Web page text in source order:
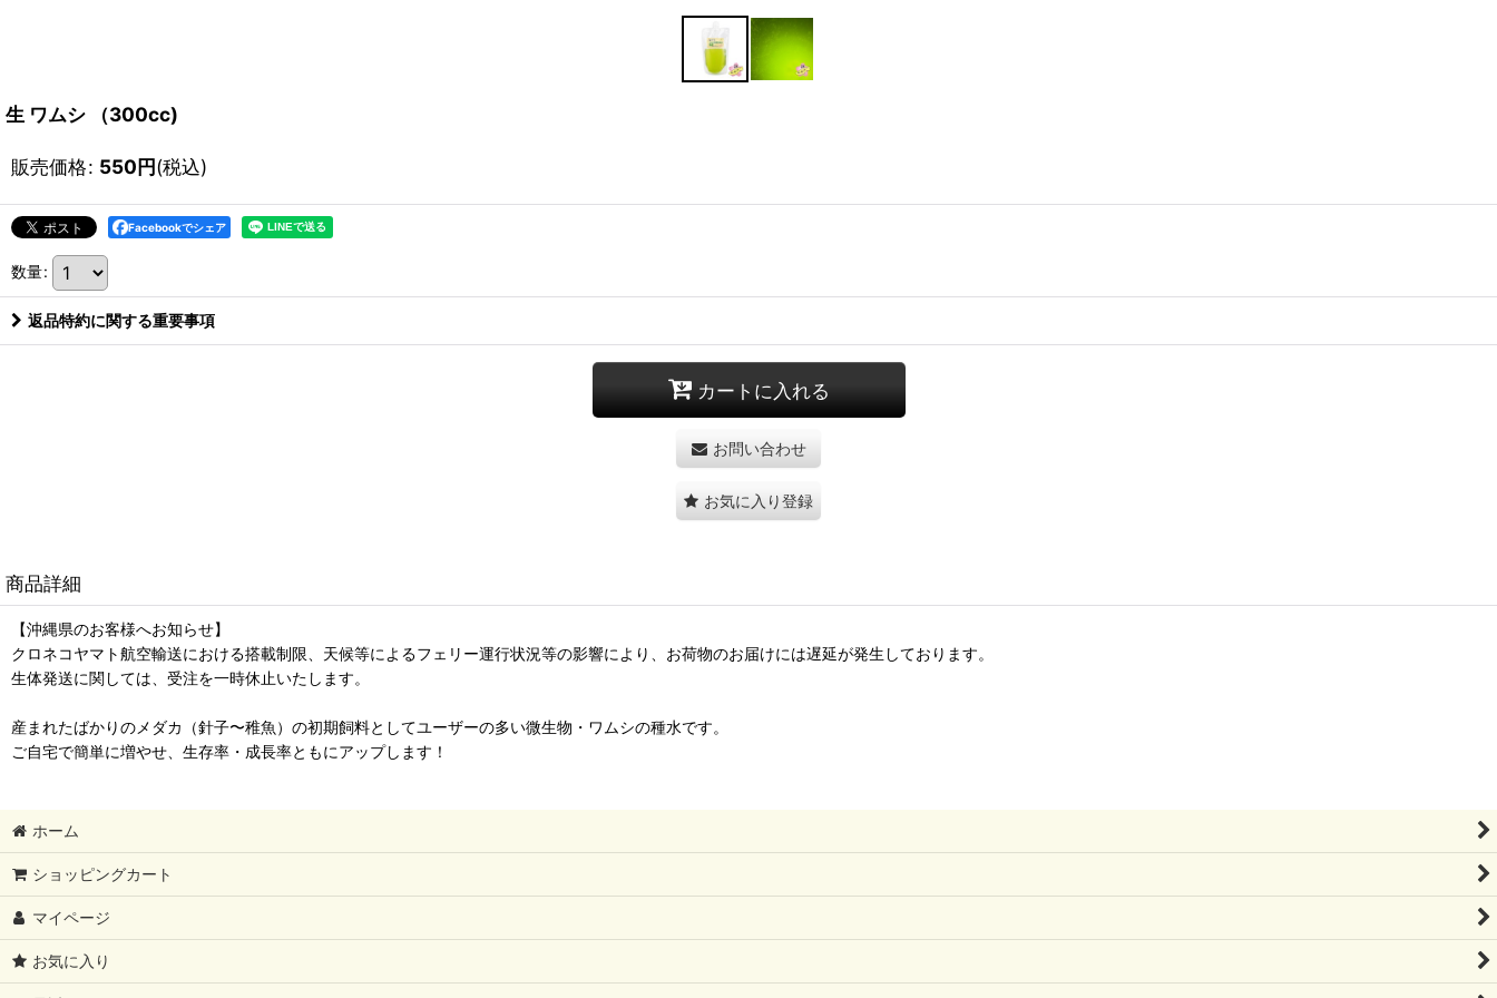
生 ワムシ （300cc)
販売価格: 550円(税込)
Facebookでシェア
数量:
返品特約に関する重要事項
カートに入れる
お問い合わせ
お気に入り登録
商品詳細
【沖縄県のお客様へお知らせ】
クロネコヤマト航空輸送における搭載制限、天候等によるフェリー運行状況等の影響により、お荷物のお届けには遅延が発生しております。
生体発送に関しては、受注を一時休止いたします。
産まれたばかりのメダカ（針子〜稚魚）の初期飼料としてユーザーの多い微生物・ワムシの種水です。
ご自宅で簡単に増やせ、生存率・成長率ともにアップします！
ホーム
ショッピングカート
マイページ
お気に入り